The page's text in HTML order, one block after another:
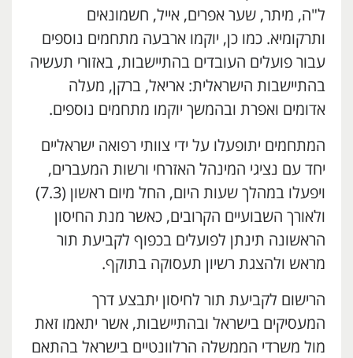
ל"ה, מיתר, שער אפרים, אייל, חשמונאים
ותרקומיא. כמו כן, יוקמו ארבעה מתחמים נוספים
עבור פועלים העובדים בהתיישבות, באזורי תעשיה
בהתיישבות הישראלית: אריאל, ברקן, מעלה
אדומים ואפרת ובהמשך יוקמו מתחמים נוספים.
המתחמים יתופעלו על ידי צוותי רפואה ישראליים
יחד עם נציגי המינהל האזרחי ורשות המעברים,
ויפעלו במהלך שעות היום, החל מיום ראשון (7.3)
ולאורך השבועיים הקרובים, כאשר מנת החיסון
הראשונה תינתן לפועלים בכפוף לקביעת תור
מראש ולהצגת רשיון תעסוקה בתוקף.
הרישום לקביעת תור לחיסון יתבצע דרך
המעסיקים בישראל ובהתיישבות, אשר יתאמו זאת
מול משרדי הממשלה הרלוונטיים בישראל בהתאם